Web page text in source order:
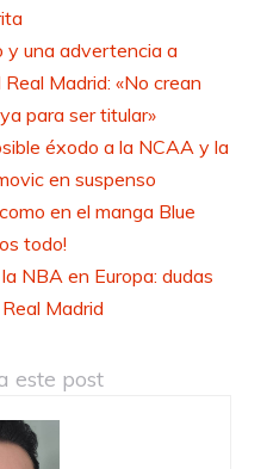
y una advertencia a
Madrid: «No crean
para ser titular»
éxodo a la NCAA y la
en suspenso
en el manga Blue
todo!
NBA en Europa: dudas
Madrid
este post